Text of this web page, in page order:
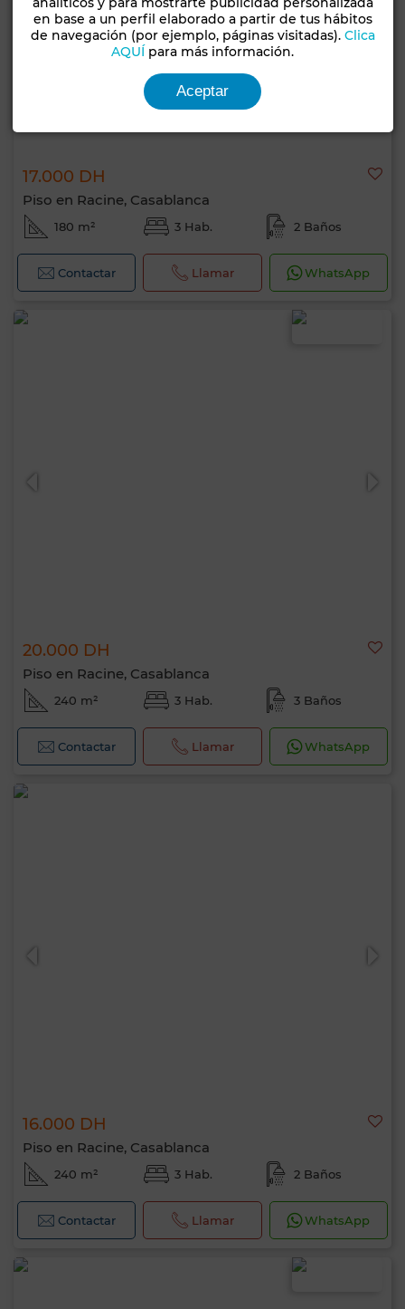
17.000 DH
Piso en Racine, Casablanca
180 m² 3 Hab. 2 Baños
Contactar Llamar WhatsApp
20.000 DH
Piso en Racine, Casablanca
240 m² 3 Hab. 3 Baños
Contactar Llamar WhatsApp
16.000 DH
Piso en Racine, Casablanca
240 m² 3 Hab. 2 Baños
Contactar Llamar WhatsApp
en base a un perfil elaborado a partir de tus hábitos
de navegación (por ejemplo, páginas visitadas). Clica
AQUÍ para más información.
Aceptar